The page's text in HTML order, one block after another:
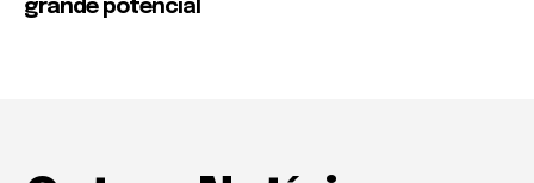
grande potencial